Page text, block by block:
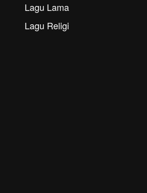
Lagu Lama
Lagu Religi